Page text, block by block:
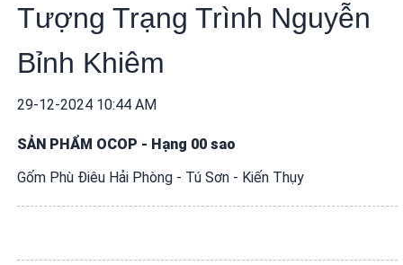
CHÍNH
SÁCH
BÁN
DỊCH
QUANH
TA
Tượng Trạng Trình Nguyễn
Bỉnh Khiêm
29-12-2024 10:44 AM
SẢN PHẨM OCOP - Hạng 00 sao
Gốm Phù Điêu Hải Phòng - Tú Sơn - Kiến Thụy